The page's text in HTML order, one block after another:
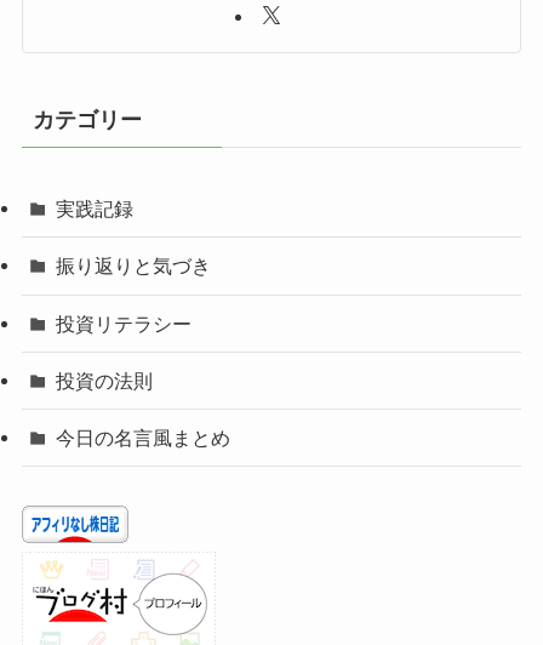
カテゴリー
実践記録
振り返りと気づき
投資リテラシー
投資の法則
今日の名言風まとめ